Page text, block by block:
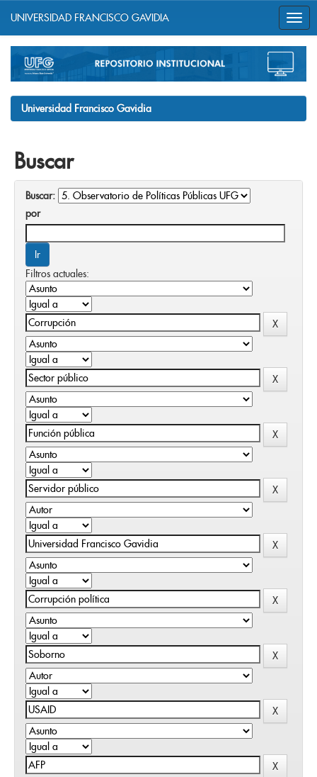
navigation
UNIVERSIDAD FRANCISCO GAVIDIA
Universidad Francisco Gavidia
Buscar
Buscar:
por
Filtros actuales: